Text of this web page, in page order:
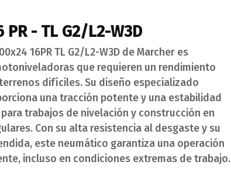
PR - TL G2/L2-W3D
16PR TL G2/L2-W3D de Marcher es
que requieren un rendimiento
difíciles. Su diseño especializado
una tracción potente y una estabilidad
trabajos de nivelación y construcción en
Con su alta resistencia al desgaste y su
este neumático garantiza una operación
incluso en condiciones extremas de trabajo.